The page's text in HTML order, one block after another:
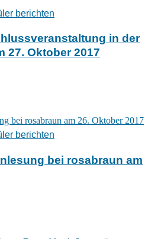
berichten
in der
27. Oktober 2017
berichten
bei rosabraun am